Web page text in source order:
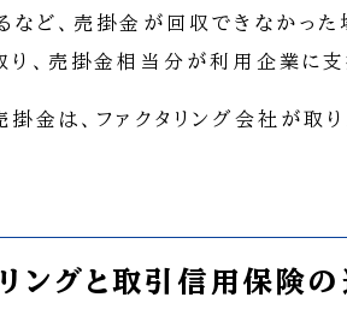
など、売掛金が回収できなかった
り、売掛金相当分が利用企業に支
金は、ファクタリング会社が取
ングと取引信用保険